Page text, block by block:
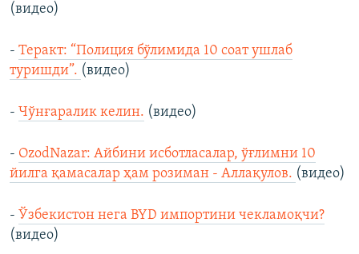
(видео)
- Теракт: “Полиция бўлимида 10 соат ушлаб
туришди”. (видео)
- Чўнғаралик келин. (видео)
- OzodNazar: Айбини исботласалар, ўғлимни 10
йилга қамасалар ҳам розиман - Аллақулов. (видео)
- Ўзбекистон нега BYD импортини чекламоқчи?
(видео)